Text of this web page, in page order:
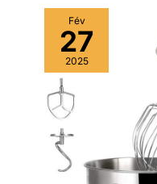
Fév
27
2025